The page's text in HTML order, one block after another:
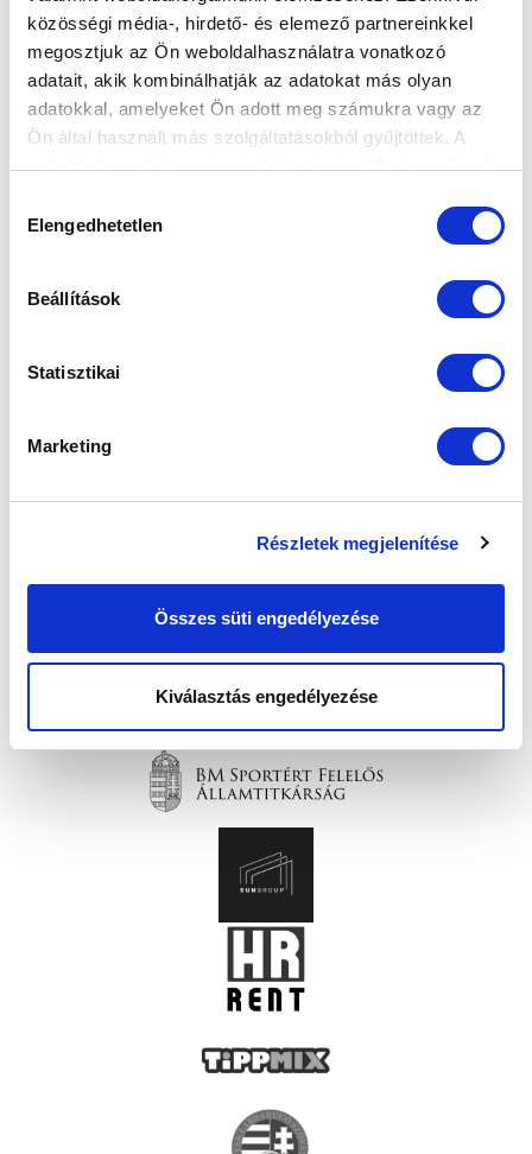
közösségi média-, hirdető- és elemező partnereinkkel
megosztjuk az Ön weboldalhasználatra vonatkozó
adatait, akik kombinálhatják az adatokat más olyan
adatokkal, amelyeket Ön adott meg számukra vagy az
Ön által használt más szolgáltatásokból gyűjtöttek. A
weboldalon való böngészés folytatásával Ön hozzájárul a
kiválasztása
Elengedhetetlen
Beállítások
Statisztikai
Marketing
Részletek megjelenítése
Összes süti engedélyezése
Kiválasztás engedélyezése
Elfogadom azAdatvédelmi tájékoztatót!
FELIRATKOZOM